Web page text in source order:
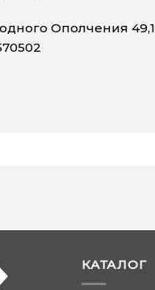
Ополчения 49,1
КАТАЛОГ